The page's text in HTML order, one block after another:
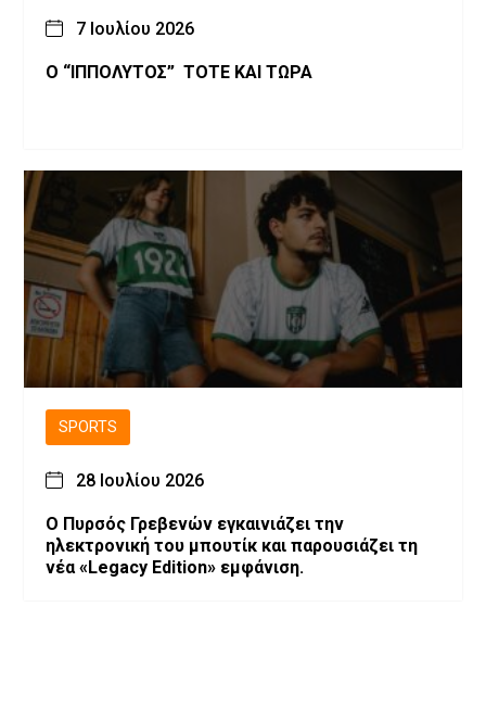
7 Ιουλίου 2026
Ο “ΙΠΠΟΛΥΤΟΣ” ΤΟΤΕ ΚΑΙ ΤΩΡΑ
SPORTS
28 Ιουλίου 2026
Ο Πυρσός Γρεβενών εγκαινιάζει την
ηλεκτρονική του μπουτίκ και παρουσιάζει τη
νέα «Legacy Edition» εμφάνιση.